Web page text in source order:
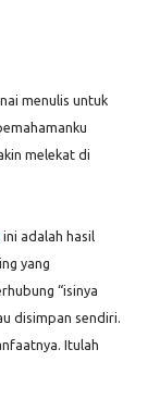
menulis untuk
melekat di
ini adalah hasil
yang
“isinya
disimpan sendiri.
Itulah